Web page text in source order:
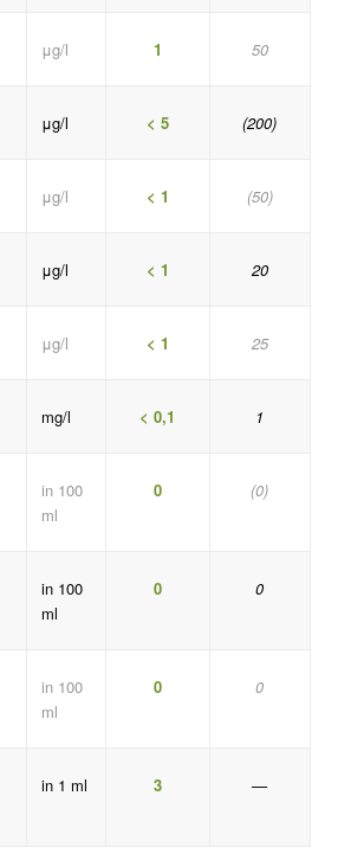
μg/l 1 50
μg/l < 5 (200)
μg/l < 1 (50)
μg/l < 1 20
μg/l < 1 25
mg/l < 0,1 1
in 100
ml
0 (0)
in 100
ml
0 0
in 100
ml
0 0
in 1 ml 3 —